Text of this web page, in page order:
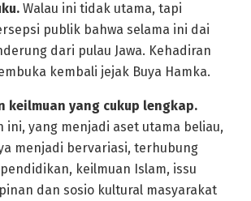
Walau ini tidak utama, tapi
publik bahwa selama ini dai
dari pulau Jawa. Kehadiran
kembali jejak Buya Hamka.
keilmuan yang cukup lengkap.
ini, yang menjadi aset utama beliau,
menjadi bervariasi, terhubung
keilmuan Islam, issu
dan sosio kultural masyarakat